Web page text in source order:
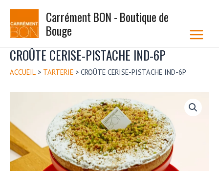
contenu
Carrément BON - Boutique de
Bouge
Main
CROÛTE CERISE-PISTACHE IND-6P
ACCUEIL > TARTERIE > CROÛTE CERISE-PISTACHE IND-6P